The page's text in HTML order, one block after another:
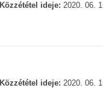
Közzététel ideje: 2020. 06.
Közzététel ideje: 2020. 06.